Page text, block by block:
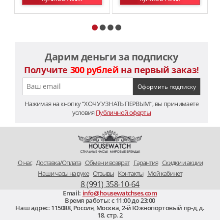
Дарим деньги за подписку
Получите 300 рублей на первый заказ!
Нажимая на кнопку “ХОЧУ УЗНАТЬ ПЕРВЫМ”, вы принимаете
условия Публичной оферты
O нас Доставка/Оплата Обмен и возврат Гарантия Скидки и акции
Наши часы на руке Отзывы Контакты Мой кабинет
8 (991) 358-10-64
Email: info@housewatchses.com
Время работы: c 11:00 до 23:00
Наш адрес: 115088, Россия, Москва 2-й Южнопортовый пр-д, д.
18. стр. 2